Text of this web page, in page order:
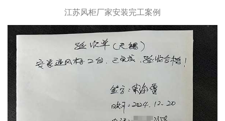
江苏风柜厂家安装完工案例